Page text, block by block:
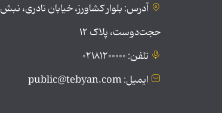
آدرس: بلوار کشاورز، خیابان نادری، نبش
حجت‌دوست، پلاک ۱۲
تلفن: ۰۲۱۸۱۲۰۰۰۰۰
ایمیل: public@tebyan.com